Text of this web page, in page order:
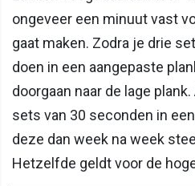
ongeveer een minuut vast
gaat maken. Zodra je drie
doen in een aangepaste
doorgaan naar de lage
sets van 30 seconden in
deze dan week na week
Hetzelfde geldt voor de